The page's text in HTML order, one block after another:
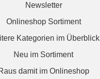
Newsletter
Onlineshop Sortiment
Kategorien im Überblick
Neu im Sortiment
damit im Onlineshop